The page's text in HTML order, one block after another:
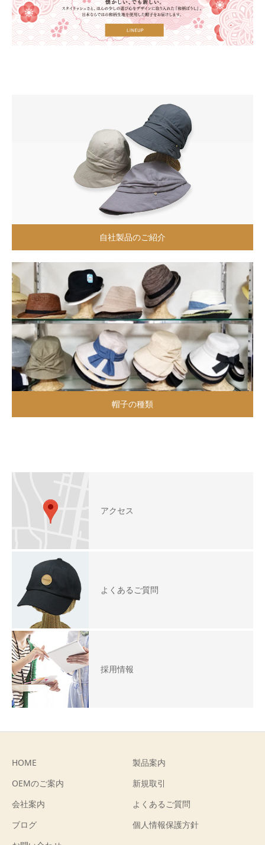
自社製品のご紹介
帽子の種類
アクセス
よくあるご質問
採用情報
HOME
製品案内
OEMのご案内
新規取引
会社案内
よくあるご質問
ブログ
個人情報保護方針